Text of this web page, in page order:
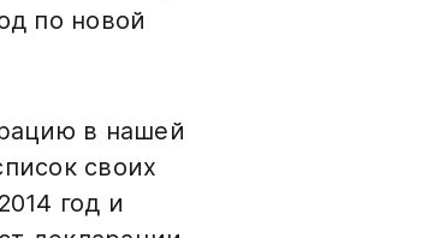
по новой
в нашей
своих
год и